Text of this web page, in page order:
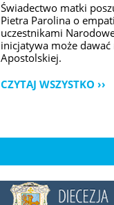
Świadectwo matki
Pietra Parolina o
uczestnikami
inicjatywa może
Apostolskiej.
CZYTAJ WSZYSTKO